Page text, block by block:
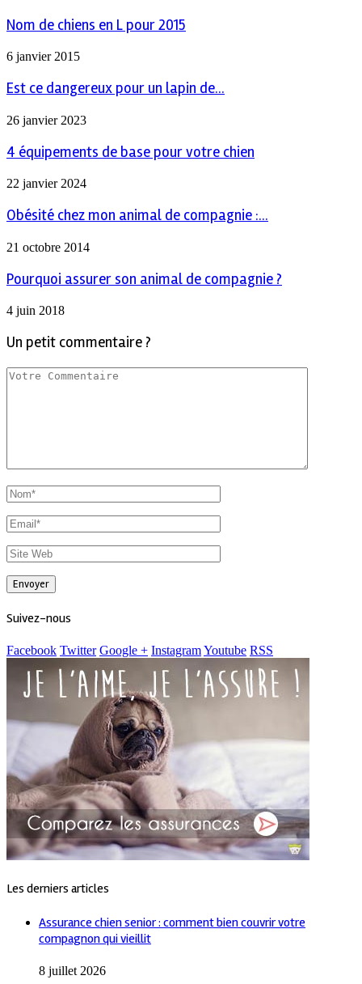
Nom de chiens en L pour 2015
6 janvier 2015
Est ce dangereux pour un lapin de...
26 janvier 2023
4 équipements de base pour votre chien
22 janvier 2024
Obésité chez mon animal de compagnie :...
21 octobre 2014
Pourquoi assurer son animal de compagnie ?
4 juin 2018
Un petit commentaire ?
Suivez-nous
Facebook Twitter Google + InstagramYoutube RSS
Les derniers articles
Assurance chien senior : comment bien couvrir votre
compagnon qui vieillit
8 juillet 2026